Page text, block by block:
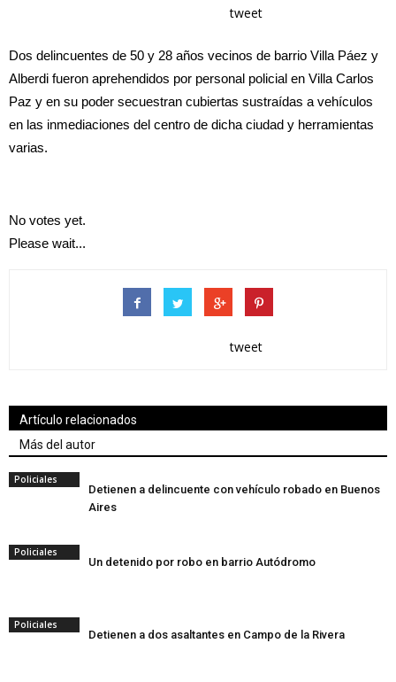
tweet
Dos delincuentes de 50 y 28 años vecinos de barrio Villa Páez y
Alberdi fueron aprehendidos por personal policial en Villa Carlos
Paz y en su poder secuestran cubiertas sustraídas a vehículos
en las inmediaciones del centro de dicha ciudad y herramientas
varias.
No votes yet.
Please wait...
tweet
Artículo relacionados
Más del autor
Policiales
Detienen a delincuente con vehículo robado en Buenos
Aires
Policiales
Un detenido por robo en barrio Autódromo
Policiales
Detienen a dos asaltantes en Campo de la Rivera